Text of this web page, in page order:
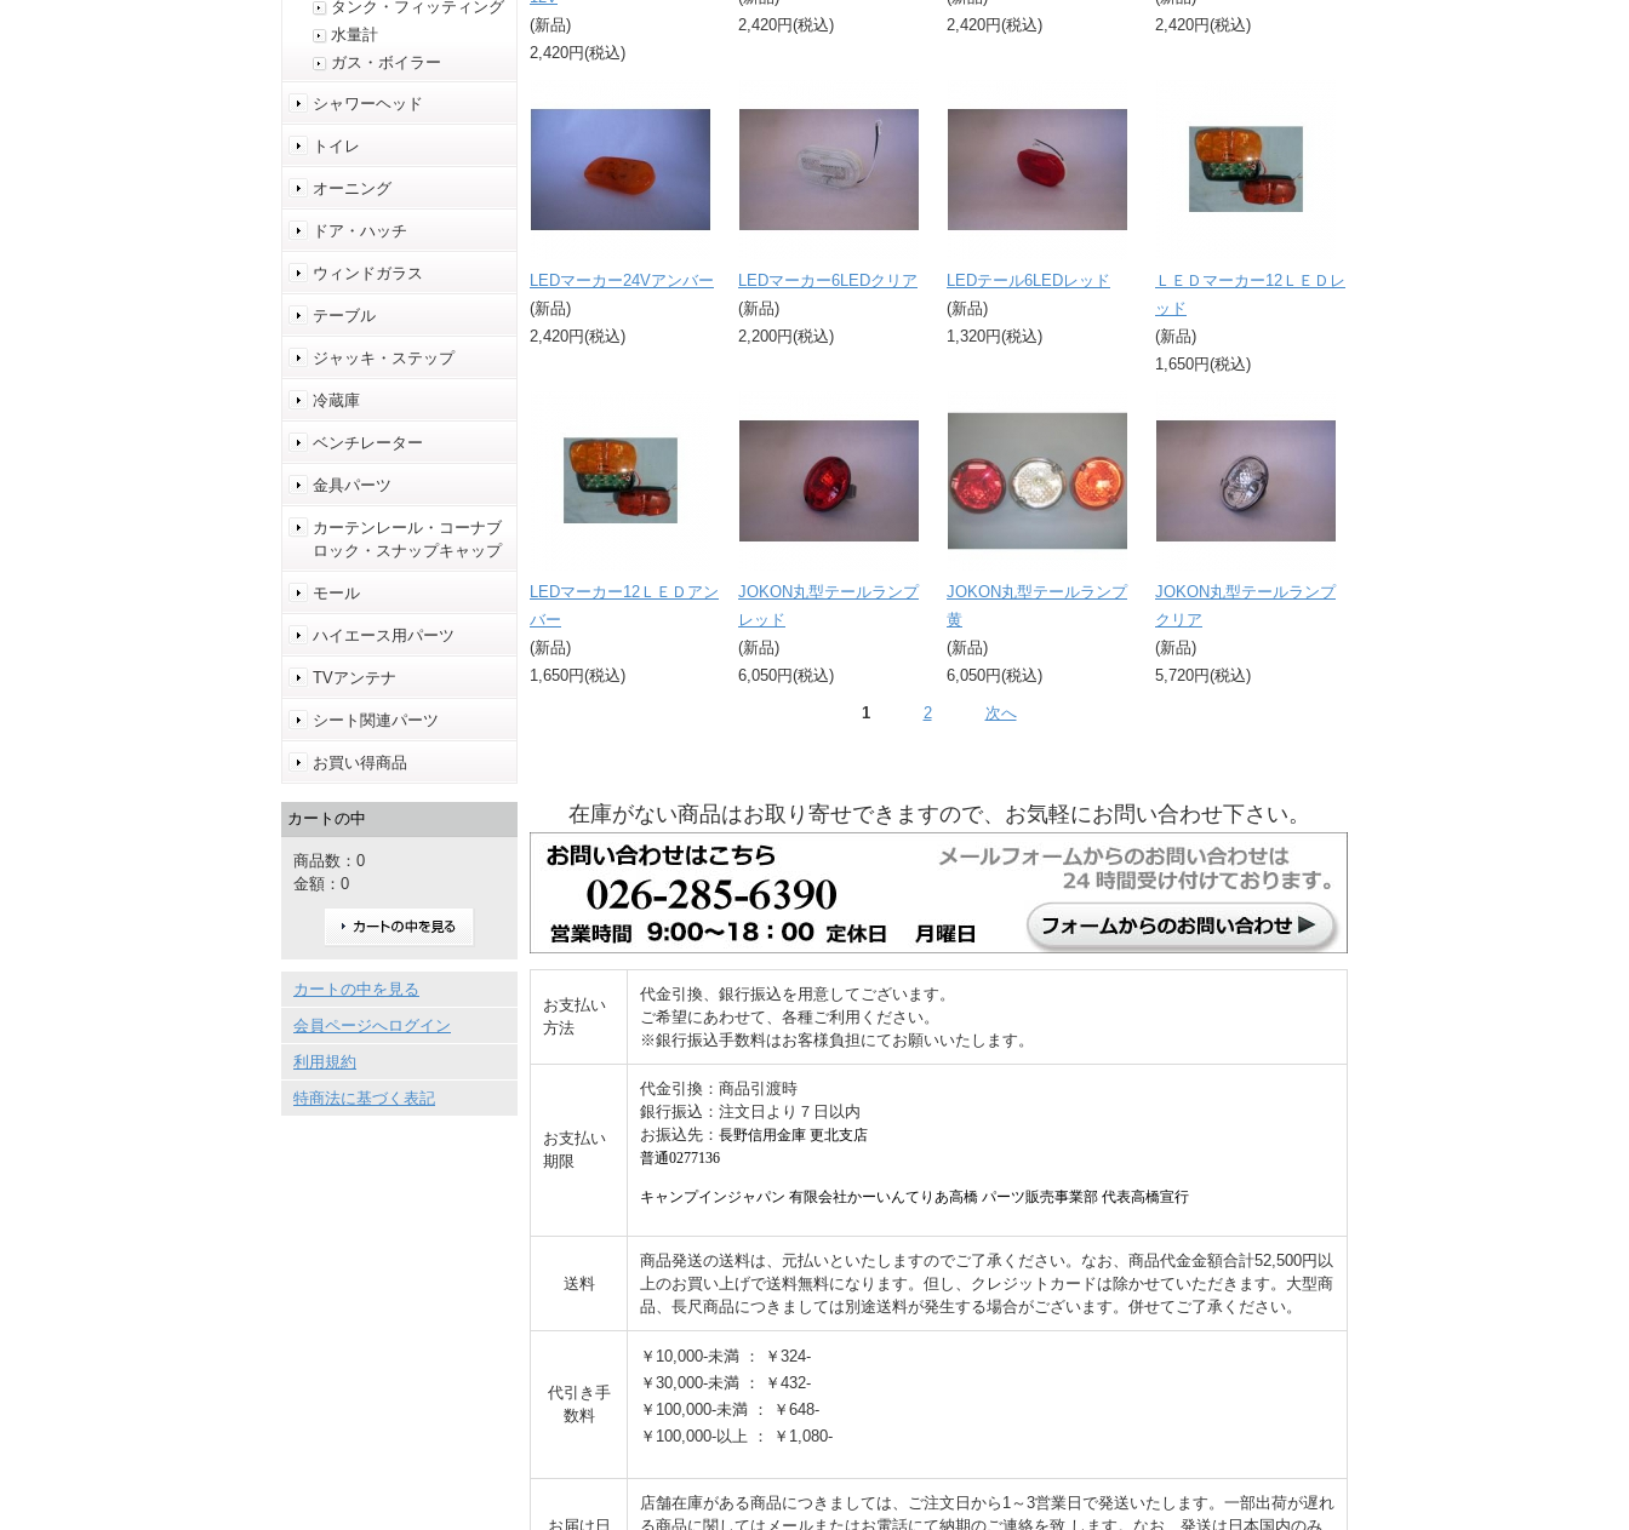
(新品)
2,420円(税込)
2,420円(税込)
2,420円(税込)
2,420円(税込)
LEDマーカー24Vアンバー
(新品)
2,420円(税込)
LEDマーカー6LEDクリア
(新品)
2,200円(税込)
LEDテール6LEDレッド
(新品)
1,320円(税込)
ＬＥＤマーカー12ＬＥＤレ
ッド
(新品)
1,650円(税込)
LEDマーカー12ＬＥＤアン
バー
(新品)
1,650円(税込)
JOKON丸型テールランプ
レッド
(新品)
6,050円(税込)
JOKON丸型テールランプ
黄
(新品)
6,050円(税込)
JOKON丸型テールランプ
クリア
(新品)
5,720円(税込)
1 2 次へ
在庫がない商品はお取り寄せできますので、お気軽にお問い合わせ下さい。
お支払い
方法
代金引換、銀行振込を用意してございます。
ご希望にあわせて、各種ご利用ください。
※銀行振込手数料はお客様負担にてお願いいたします。
お支払い
期限
代金引換：商品引渡時
銀行振込：注文日より７日以内
お振込先： 長野信用金庫 更北支店
普通0277136
キャンプインジャパン 有限会社かーいんてりあ高橋 パーツ販売事業部 代表高橋宣行
送料
商品発送の送料は、元払いといたしますのでご了承ください。なお、商品代金金額合計52,500円以
上のお買い上げで送料無料になります。但し、クレジットカードは除かせていただきます。大型商
品、長尺商品につきましては別途送料が発生する場合がございます。併せてご了承ください。
代引き手
数料
￥10,000-未満 ： ￥324-
￥30,000-未満 ： ￥432-
￥100,000-未満 ： ￥648-
￥100,000-以上 ： ￥1,080-
お届け日
店舗在庫がある商品につきましては、ご注文日から1～3営業日で発送いたします。一部出荷が遅れ
る商品に関してはメールまたはお電話にて納期のご連絡を致 します。なお、発送は日本国内のみ
タンク・フィッティング
水量計
ガス・ボイラー
シャワーヘッド
トイレ
オーニング
ドア・ハッチ
ウィンドガラス
テーブル
ジャッキ・ステップ
冷蔵庫
ベンチレーター
金具パーツ
カーテンレール・コーナブ
ロック・スナップキャップ
モール
ハイエース用パーツ
TVアンテナ
シート関連パーツ
お買い得商品
カートの中
商品数：0
金額：0
カートの中を見る
会員ページへログイン
利用規約
特商法に基づく表記